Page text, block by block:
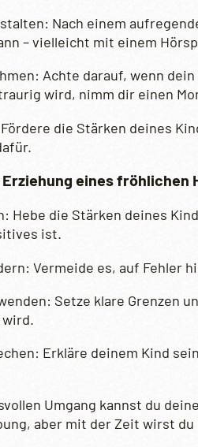
Nach einem
– vielleicht mit einem
Achte darauf, wenn
wird, nimm dir einen
die Stärken deines
eines fröhlichen
Hebe die Stärken deines
ist.
Vermeide es, auf Fehler
Setze klare Grenzen
Erkläre deinem Kind
Umgang kannst du
aber mit der Zeit wirst